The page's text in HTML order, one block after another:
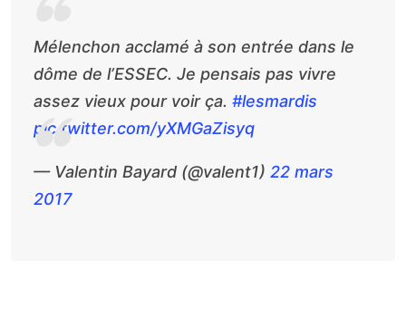
Mélenchon acclamé à son entrée dans le
dôme de l’ESSEC. Je pensais pas vivre
assez vieux pour voir ça. #lesmardis
pic.twitter.com/yXMGaZisyq
— Valentin Bayard (@valent1) 22 mars
2017